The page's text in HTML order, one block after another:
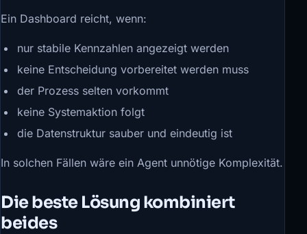
Ein Dashboard reicht, wenn:
nur stabile Kennzahlen angezeigt werden
keine Entscheidung vorbereitet werden muss
der Prozess selten vorkommt
keine Systemaktion folgt
die Datenstruktur sauber und eindeutig ist
In solchen Fällen wäre ein Agent unnötige Komplexität.
Die beste Lösung kombiniert
beides